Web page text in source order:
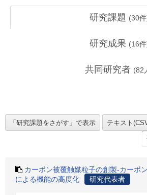
研究課題 (30
研究成果 (16
共同研究者 (82
カーボン被覆触媒粒子の創製-カーボ
による機能の高度化
研究代表者